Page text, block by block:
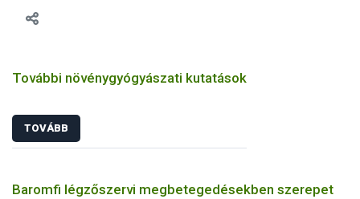
További növénygyógyászati kutatások
TOVÁBB
Baromfi légzőszervi megbetegedésekben szerepet